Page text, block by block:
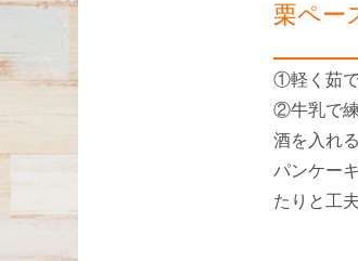
栗ペー
①軽く茹で
②牛乳で練
酒を入れ
パンケー
たりと工